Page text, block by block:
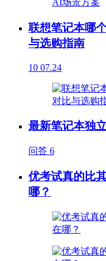
联想笔记本哪
与选购指南
10 07.24
最新笔记本独
问答 6
优考试真的比
哪？